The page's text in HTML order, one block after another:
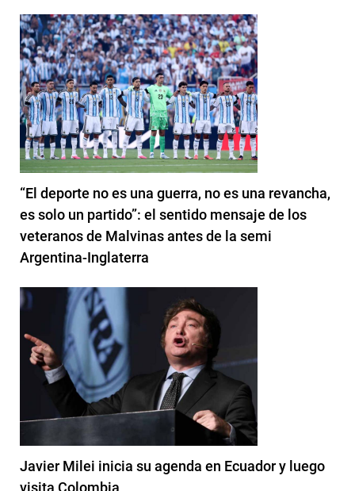
“El deporte no es una guerra, no es una revancha,
es solo un partido”: el sentido mensaje de los
veteranos de Malvinas antes de la semi
Argentina-Inglaterra
Javier Milei inicia su agenda en Ecuador y luego
visita Colombia